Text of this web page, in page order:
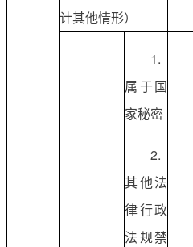
计其他情形）
1.
属于国
家秘密
2.
其他法
律行政
法规禁